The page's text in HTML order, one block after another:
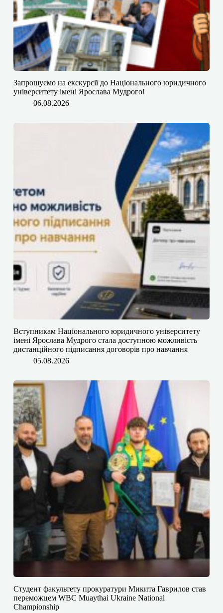
​​Запрошуємо на екскурсії до Національного юридичного
університету імені Ярослава Мудрого!
06.08.2026
​​Вступникам Національного юридичного університету
імені Ярослава Мудрого⁠ стала доступною можливість
дистанційного підписання договорів про навчання
05.08.2026
Студент факультету прокуратури Микита Гаврилов став
переможцем WBC Muaythai Ukraine National
Championship